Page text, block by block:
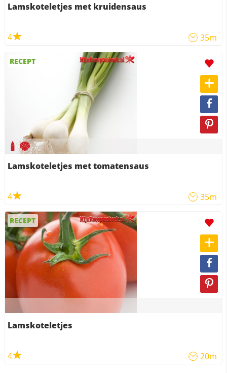
Lamskoteletjes met kruidensaus
4 35m
RECEPT
Lamskoteletjes met tomatensaus
4 35m
RECEPT
Lamskoteletjes
4 20m